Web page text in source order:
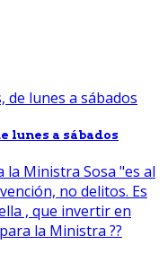
lunes a sábados